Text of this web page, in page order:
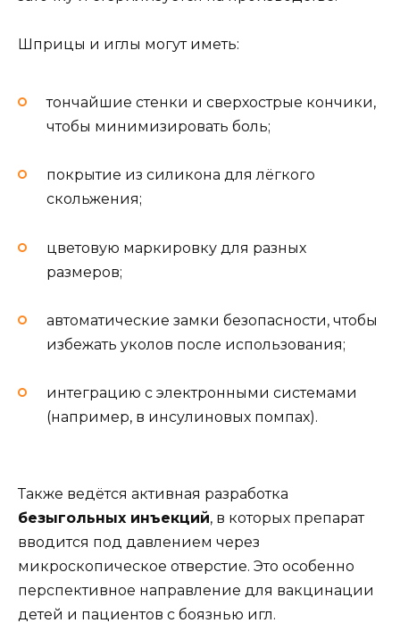
Шприцы и иглы могут иметь:
тончайшие стенки и сверхострые кончики,
чтобы минимизировать боль;
покрытие из силикона для лёгкого
скольжения;
цветовую маркировку для разных
размеров;
автоматические замки безопасности, чтобы
избежать уколов после использования;
интеграцию с электронными системами
(например, в инсулиновых помпах).
Также ведётся активная разработка
безыгольных инъекций, в которых препарат
вводится под давлением через
микроскопическое отверстие. Это особенно
перспективное направление для вакцинации
детей и пациентов с боязнью игл.